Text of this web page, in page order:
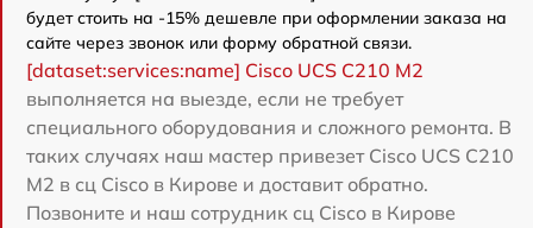
будет стоить на -15% дешевле при оформлении заказа на
сайте через звонок или форму обратной связи.
[dataset:services:name] Cisco UCS C210 M2
выполняется на выезде, если не требует
специального оборудования и сложного ремонта. В
таких случаях наш мастер привезет Cisco UCS C210
M2 в сц Cisco в Кирове и доставит обратно.
Позвоните и наш сотрудник сц Cisco в Кирове